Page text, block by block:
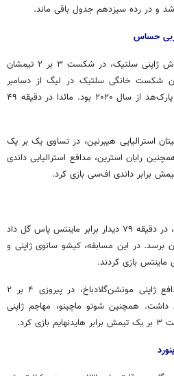
دربی حساس
دایزن مائدا و رئو هاتاته، دو ملی‌پوش ژاپنی سلتیک، در شکست ۳ بر ۲ تیمشان
شکست خانگی سلتیک در لیگ از دسامبر
۲۰۲۳ و نخستین پیروزی رنجرز در پارک‌هد از سال ۲۰۲۰ بود. مائدا در دقیقه ۴۹
استرالیایی هیبرنین، در تساوی یک بر یک
رایان استرین، مدافع استرالیایی داندی
ریتسو دوان، هافبک ژاپنی فرایبورگ، در دقیقه ۷۹ دیدار برابر ماینتس پاس گل داد
با تساوی ۲ بر ۲ به پایان برسد. در این مسابقه، کیشو سانوی ژاپنی و
در دیدارهای دیگر، کو ایتاکورا، مدافع ژاپنی مونشن‌گلادباخ، در پیروزی ۴ بر ۲
همچنین شوتو ماچینو، مهاجم ژاپنی